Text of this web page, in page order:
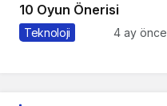
10 Oyun Önerisi
Teknoloji 4 ay önce